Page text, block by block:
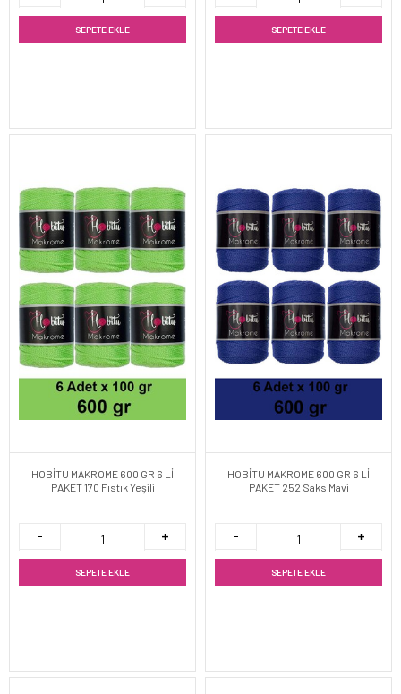
SEPETE EKLE SEPETE EKLE
HOBİTU MAKROME 600 GR 6 Lİ
PAKET 170 Fıstık Yeşili
SEPETE EKLE
HOBİTU MAKROME 600 GR 6 Lİ
PAKET 252 Saks Mavi
SEPETE EKLE